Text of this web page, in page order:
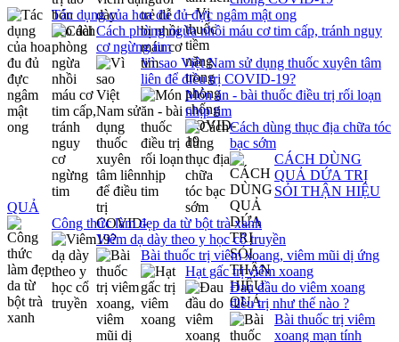
Tác dụng của hoa đu đủ đực ngâm mật ong
Cách phòng ngừa nhồi máu cơ tim cấp, tránh nguy
cơ ngừng tim
Vì sao Việt Nam sử dụng thuốc xuyên tâm
liên để điều trị COVID-19?
Món ăn - bài thuốc điều trị rối loạn
nhịp tim
Cách dùng thục địa chữa tóc
bạc sớm
CÁCH DÙNG
QUẢ DỨA TRỊ
SỎI THẬN HIỆU
QUẢ
Công thức làm đẹp da từ bột trà xanh
Viêm dạ dày theo y học cổ truyền
Bài thuốc trị viêm xoang, viêm mũi dị ứng
Hạt gấc trị viêm xoang
Đau đầu do viêm xoang
điều trị như thế nào ?
Bài thuốc trị viêm
xoang mạn tính